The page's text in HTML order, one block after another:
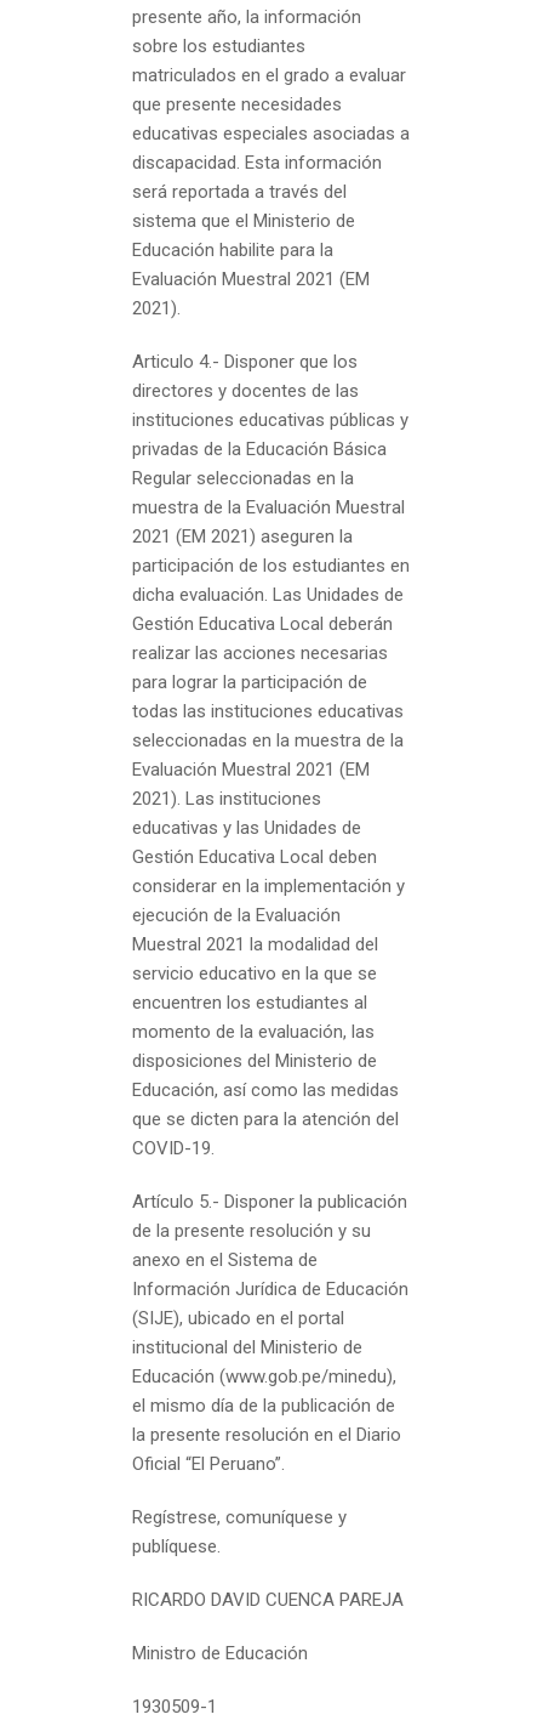
presente año, la información
sobre los estudiantes
matriculados en el grado a evaluar
que presente necesidades
educativas especiales asociadas a
discapacidad. Esta información
será reportada a través del
sistema que el Ministerio de
Educación habilite para la
Evaluación Muestral 2021 (EM
2021).
Articulo 4.- Disponer que los
directores y docentes de las
instituciones educativas públicas y
privadas de la Educación Básica
Regular seleccionadas en la
muestra de la Evaluación Muestral
2021 (EM 2021) aseguren la
participación de los estudiantes en
dicha evaluación. Las Unidades de
Gestión Educativa Local deberán
realizar las acciones necesarias
para lograr la participación de
todas las instituciones educativas
seleccionadas en la muestra de la
Evaluación Muestral 2021 (EM
2021). Las instituciones
educativas y las Unidades de
Gestión Educativa Local deben
considerar en la implementación y
ejecución de la Evaluación
Muestral 2021 la modalidad del
servicio educativo en la que se
encuentren los estudiantes al
momento de la evaluación, las
disposiciones del Ministerio de
Educación, así como las medidas
que se dicten para la atención del
COVID-19.
Artículo 5.- Disponer la publicación
de la presente resolución y su
anexo en el Sistema de
Información Jurídica de Educación
(SIJE), ubicado en el portal
institucional del Ministerio de
Educación (www.gob.pe/minedu),
el mismo día de la publicación de
la presente resolución en el Diario
Oficial “El Peruano”.
Regístrese, comuníquese y
publíquese.
RICARDO DAVID CUENCA PAREJA
Ministro de Educación
1930509-1